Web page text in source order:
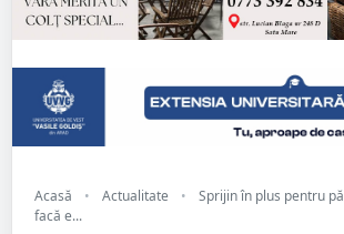
Acasă • Actualitate •
Sprijin în plus pentru
facă e...